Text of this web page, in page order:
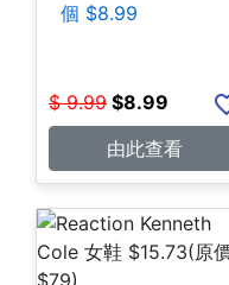
個 $8.99
$ 9.99 $8.99
由此查看